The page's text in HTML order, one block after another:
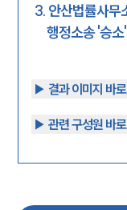
3. 안산법률사무
행정소송 '승소'
▶︎ 결과 이미지 바
▶︎ 관련 구성원 바